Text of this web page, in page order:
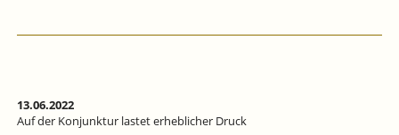
13.06.2022
Auf der Konjunktur lastet erheblicher Druck